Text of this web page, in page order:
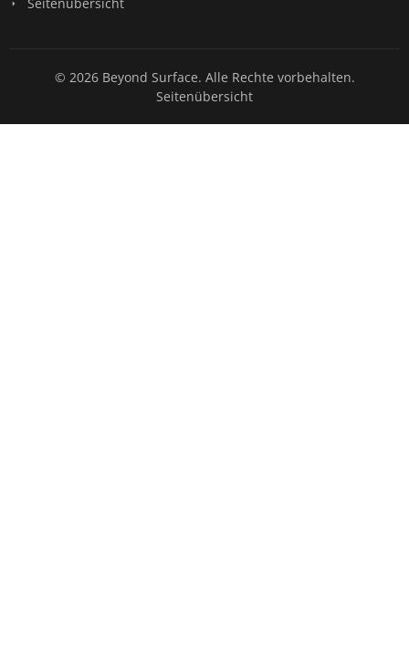
© 2026 Beyond Surface. Alle Rechte vorbehalten.
Seitenübersicht